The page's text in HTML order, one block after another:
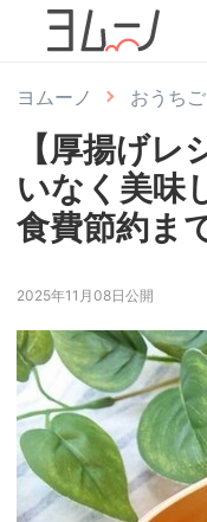
ヨムーノ おうち
【厚揚げ
いなく美味
食費節約ま
2025年11月08日公開